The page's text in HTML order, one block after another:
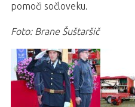
pomoči sočloveku.
Foto: Brane Šuštaršič